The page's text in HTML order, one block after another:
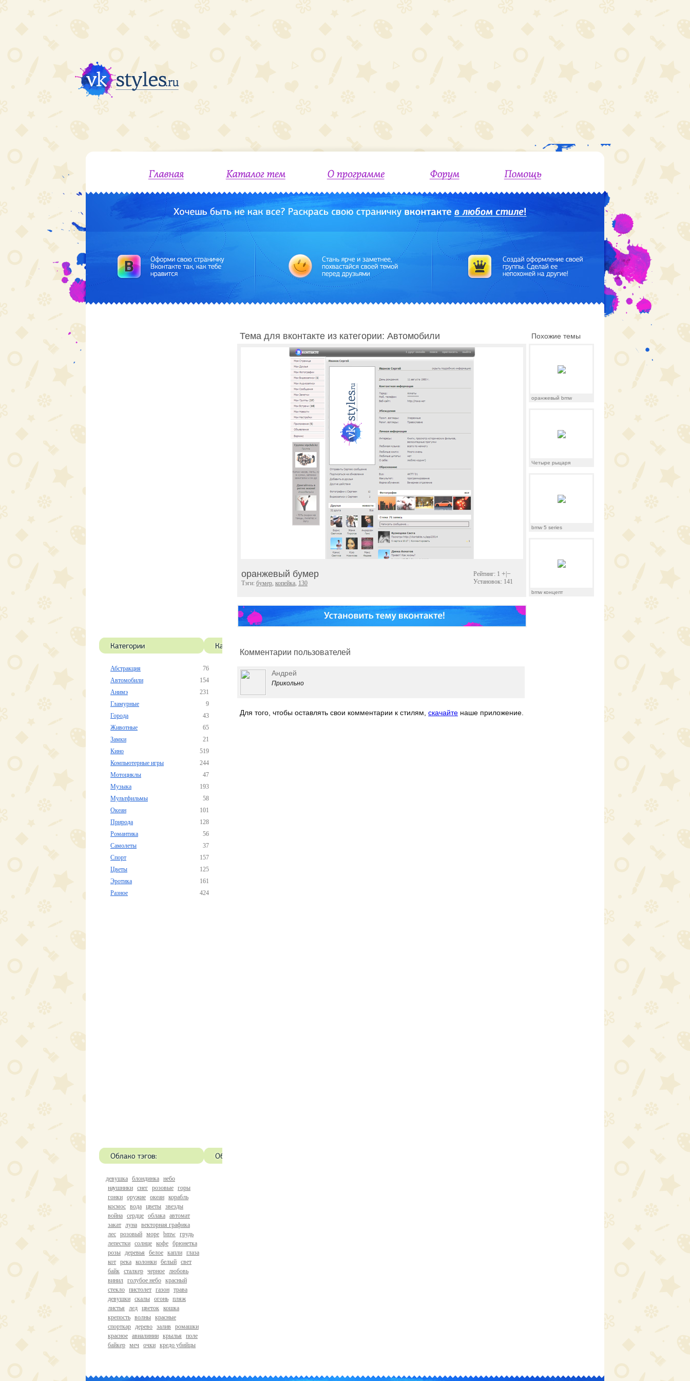
Абстракция
76
Автомобили
154
Анимэ
231
Гламурные
9
Города
43
Животные
65
Замки
21
Кино
519
Компьютерные игры
244
Мотоциклы
47
Музыка
193
Мультфильмы
58
Океан
101
Природа
128
Романтика
56
Самолеты
37
Спорт
157
Цветы
125
Эротика
161
Разное
424
девушка блондинка небо
наушники снег розовые горы
гонки оружие океан корабль
космос вода цветы звезды
война сердце облака автомат
закат луна векторная графика
лес розовый море bmw грудь
лепестки солнце кофе брюнетка
розы деревья белое капли глаза
кот река колонки белый свет
байк сталкер черное любовь
винил голубое небо красный
стекло пистолет газон трава
девушки скалы огонь пляж
листья
лед цветок кошка
крепость волны красные
спорткар дерево залив ромашки
красное авиалинии крылья
поле
байкер меч очки кредо убийцы
Тема для вконтакте из категории: Автомобили Похожие темы
оранжевый бумер
Тэги: бумер, копейка, 130
Рейтинг: 1 + −
Установок: 141
оранжевый bmw
Четыре рыцаря
bmw 5 series
bmw концепт
Комментарии пользователей
Андрей
Прикольно
Для того, чтобы оставлять свои комментарии к стилям, скачайте наше приложение.